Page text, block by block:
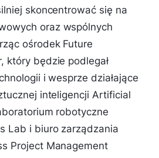
skoncentrować się na
oraz wspólnych
ośrodek Future
który będzie podlegał
i wesprze działające
inteligencji Artificial
robotyczne
Lab i biuro zarządzania
Project Management